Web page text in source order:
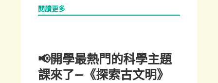
閱讀更多
📢開學最熱門的科學主題
課來了—《探索古文明》